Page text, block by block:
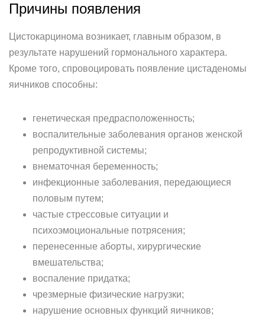
Причины появления
Цистокарцинома возникает, главным образом, в
результате нарушений гормонального характера.
Кроме того, спровоцировать появление цистаденомы
яичников способны:
генетическая предрасположенность;
воспалительные заболевания органов женской
репродуктивной системы;
внематочная беременность;
инфекционные заболевания, передающиеся
половым путем;
частые стрессовые ситуации и
психоэмоциональные потрясения;
перенесенные аборты, хирургические
вмешательства;
воспаление придатка;
чрезмерные физические нагрузки;
нарушение основных функций яичников;